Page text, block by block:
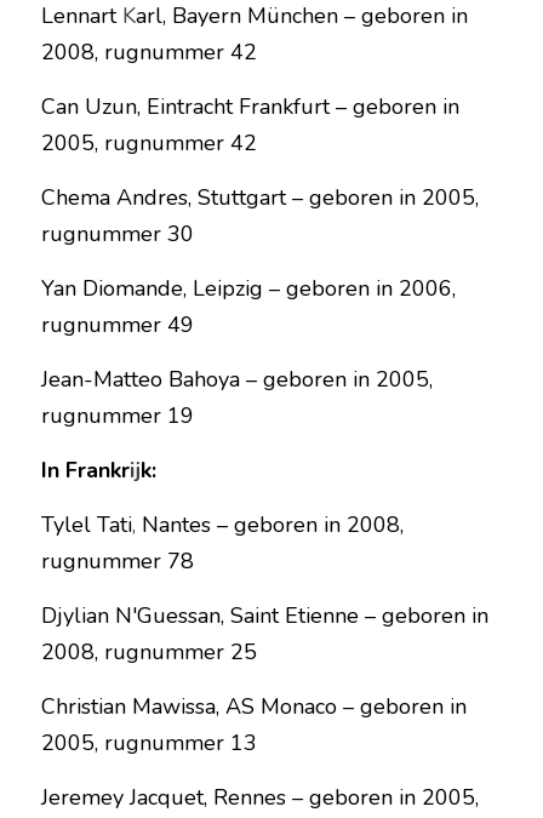
Lennart Karl, Bayern München – geboren in
2008, rugnummer 42
Can Uzun, Eintracht Frankfurt – geboren in
2005, rugnummer 42
Chema Andres, Stuttgart – geboren in 2005,
rugnummer 30
Yan Diomande, Leipzig – geboren in 2006,
rugnummer 49
Jean-Matteo Bahoya – geboren in 2005,
rugnummer 19
In Frankrijk:
Tylel Tati, Nantes – geboren in 2008,
rugnummer 78
Djylian N'Guessan, Saint Etienne – geboren in
2008, rugnummer 25
Christian Mawissa, AS Monaco – geboren in
2005, rugnummer 13
Jeremey Jacquet, Rennes – geboren in 2005,